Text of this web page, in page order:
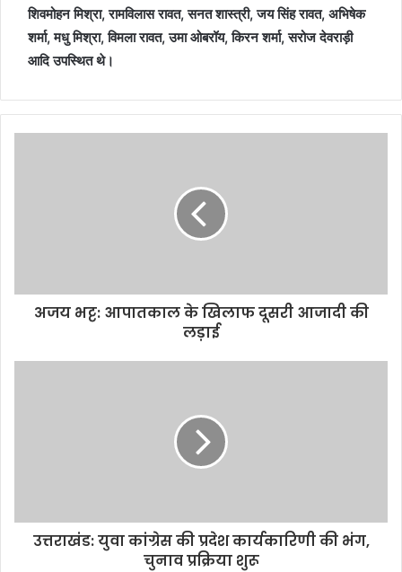
शिवमोहन मिश्रा, रामविलास रावत, सनत शास्त्री, जय सिंह रावत, अभिषेक
शर्मा, मधु मिश्रा, विमला रावत, उमा ओबरॉय, किरन शर्मा, सरोज देवराड़ी
आदि उपस्थित थे।
अजय भट्ट: आपातकाल के खिलाफ दूसरी आजादी की
लड़ाई
उत्तराखंड: युवा कांग्रेस की प्रदेश कार्यकारिणी की भंग,
चुनाव प्रक्रिया शुरू